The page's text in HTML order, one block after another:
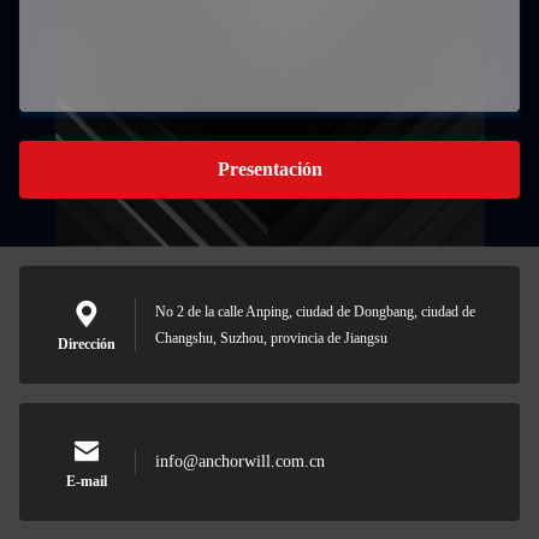
Presentación
Dirección
No 2 de la calle Anping, ciudad de Dongbang, ciudad de
Changshu, Suzhou, provincia de Jiangsu
E-mail
info@anchorwill.com.cn